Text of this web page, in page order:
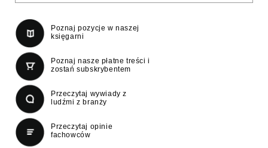
Poznaj pozycje w naszej
księgarni
Poznaj nasze płatne treści i
zostań subskrybentem
Przeczytaj wywiady z
ludźmi z branży
Przeczytaj opinie
fachowców